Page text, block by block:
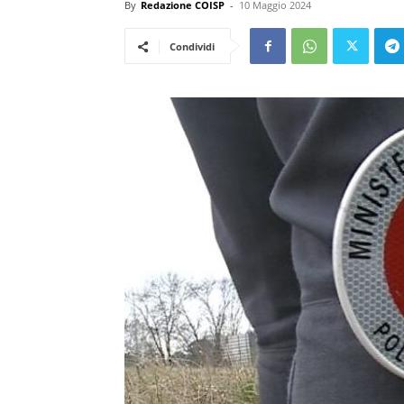
By Redazione COISP - 10 Maggio 2024
Condividi